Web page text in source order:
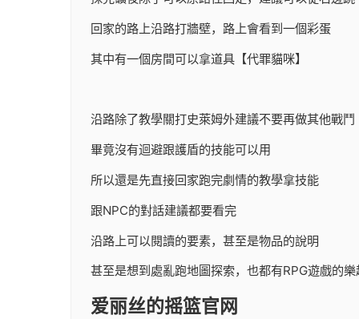
回家的路上沿路打牆壁，路上會看到一個彩蛋
其中有一個房間可以拿道具【代罪貓咪】
沿路除了教學關打史萊姆外建議不要再做其他戰鬥
畢竟沒有迴避跟護盾的技能可以用
所以還是先直接回家跑完劇情的教學拿技能
跟NPC的對話建議都要看完
沿路上可以閱讀的要素，甚至是物品的說明
甚至是想到處亂跑地圖探索，也都有RPG遊戲的樂
爱丽丝的摇篮官网